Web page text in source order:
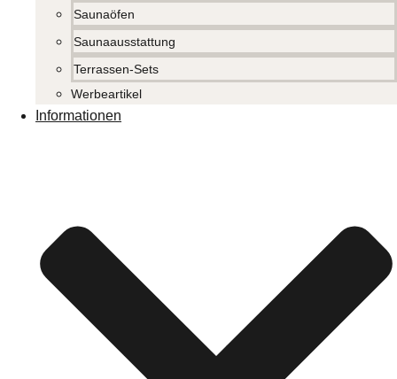
Saunaöfen
Saunaausstattung
Terrassen-Sets
Werbeartikel
Informationen